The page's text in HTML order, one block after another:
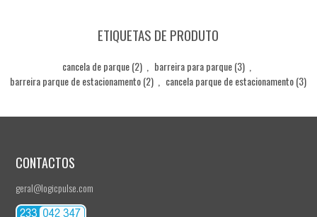
ETIQUETAS DE PRODUTO
cancela de parque(2) , barreira para parque(3) ,
barreira parque de estacionamento(2) , cancela parque de estacionamento(3)
CONTACTOS
geral@logicpulse.com